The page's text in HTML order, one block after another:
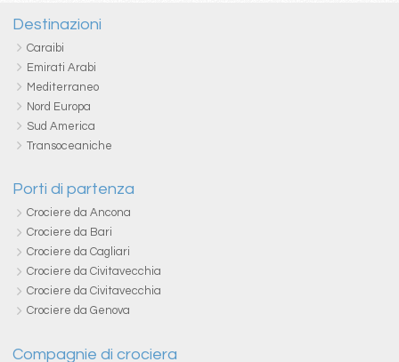
Destinazioni
Caraibi
Emirati Arabi
Mediterraneo
Nord Europa
Sud America
Transoceaniche
Porti di partenza
Crociere da Ancona
Crociere da Bari
Crociere da Cagliari
Crociere da Civitavecchia
Crociere da Civitavecchia
Crociere da Genova
Compagnie di crociera